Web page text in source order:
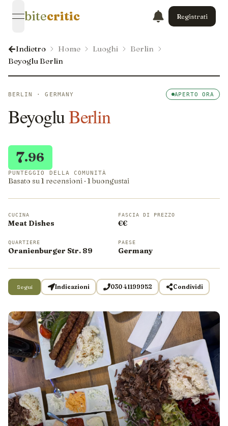
open navigation menu
bitecritic Registrati
Indietro Home Luoghi
Berlin
Beyoglu Berlin
BERLIN · GERMANY APERTO ORA
BeyogluBerlin
7.96
PUNTEGGIO DELLA COMUNITÀ
Basato su 1 recensioni · 1 buongustai
CUCINA
Meat Dishes
FASCIA DI PREZZO
€€
QUARTIERE
Oranienburger Str. 89
PAESE
Germany
Segui Indicazioni 030 41199952 Condividi